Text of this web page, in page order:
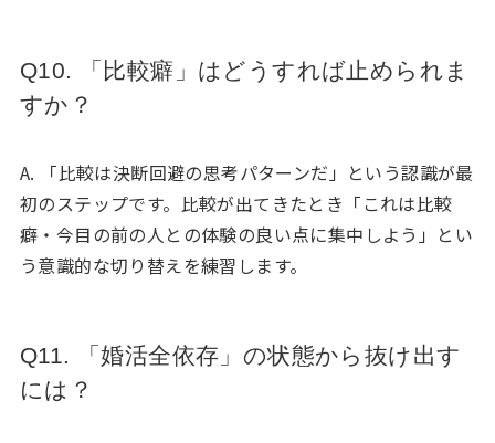
Q10. 「比較癖」はどうすれば止められま
すか？
A. 「比較は決断回避の思考パターンだ」という認識が最
初のステップです。比較が出てきたとき「これは比較
癖・今目の前の人との体験の良い点に集中しよう」とい
う意識的な切り替えを練習します。
Q11. 「婚活全依存」の状態から抜け出す
には？